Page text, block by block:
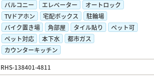
バルコニー
エレベーター
オートロック
TVドアホン
宅配ボックス
駐輪場
バイク置き場
角部屋 タイル貼り
ペット可
ペット対応
本下水
都市ガス
カウンターキッチン
RHS-138401-4811